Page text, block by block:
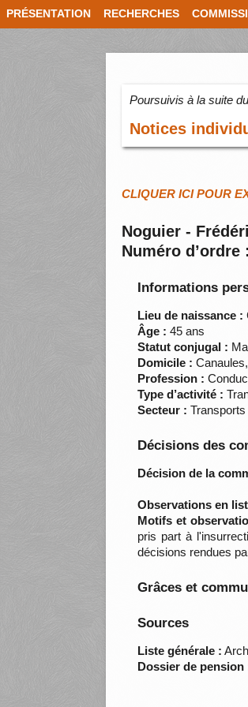
PRÉSENTATION RECHERCHES
Poursuivis à la suite
Notices
CLIQUER ICI POUR
Noguier -
Numéro
Informations
Lieu de naissance :
Âge : 45 ans
Statut conjugal :
Domicile :
Profession :
Type d’activité :
Secteur : Transports
Décisions des
Décision de la
Observations en
Motifs et
pris part à
décisions rendues
Grâces et
Sources
Liste générale :
Dossier de pension